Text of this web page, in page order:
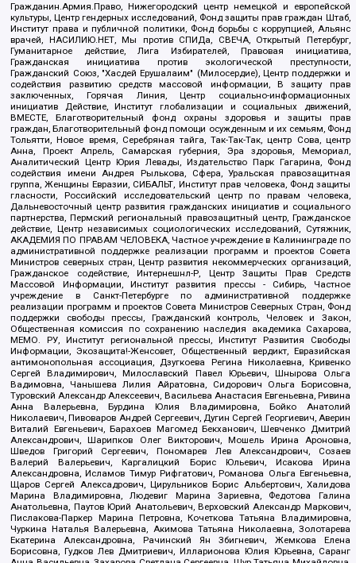
Гражданин.Армия.Право, Нижегородский центр немецкой и европейской
культуры, Центр гендерных исследований, Фонд защиты прав граждан Штаб,
Институт права и публичной политики, Фонд борьбы с коррупцией, Альянс
врачей, НАСИЛИЮ.НЕТ, Мы против СПИДа, СВЕЧА, Открытый Петербург,
Гуманитарное действие, Лига Избирателей, Правовая инициатива,
Гражданская инициатива против экологической преступности,
Гражданский Союз, "Хасдей Ерушалаим" (Милосердие), Центр поддержки и
содействия развитию средств массовой информации, В защиту прав
заключенных, Горячая Линия, Центр социально-информационных
инициатив Действие, Институт глобализации и социальных движений,
ВМЕСТЕ, Благотворительный фонд охраны здоровья и защиты прав
граждан, Благотворительный фонд помощи осужденным и их семьям, Фонд
Тольятти, Новое время, Серебряная тайга, Так-Так-Так, центр Сова, центр
Анна, Проект Апрель, Самарская губерния, Эра здоровья, Мемориал,
Аналитический Центр Юрия Левады, Издательство Парк Гагарина, Фонд
содействия имени Андрея Рылькова, Сфера, Уральская правозащитная
группа, Женщины Евразии, СИБАЛЬТ, Институт прав человека, Фонд защиты
гласности, Российский исследовательский центр по правам человека,
Дальневосточный центр развития гражданских инициатив и социального
партнерства, Пермский региональный правозащитный центр, Гражданское
действие, Центр независимых социологических исследований, Сутяжник,
АКАДЕМИЯ ПО ПРАВАМ ЧЕЛОВЕКА, Частное учреждение в Калининграде по
административной поддержке реализации программ и проектов Совета
Министров северных стран, Центр развития некоммерческих организаций,
Гражданское содействие, Интернешнл-Р, Центр Защиты Прав Средств
Массовой Информации, Институт развития прессы - Сибирь, Частное
учреждение в Санкт-Петербурге по административной поддержке
реализации программ и проектов Совета Министров Северных Стран, Фонд
поддержки свободы прессы, Гражданский контроль, Человек и Закон,
Общественная комиссия по сохранению наследия академика Сахарова,
МЕМО. РУ, Институт региональной прессы, Институт Развития Свободы
Информации, Экозащита!-Женсовет, Общественный вердикт, Евразийская
антимонопольная ассоциация, Дзугкоева Регина Николаевна, Кривенко
Сергей Владимирович, Милославский Павел Юрьевич, Шнырова Ольга
Вадимовна, Чанышева Лилия Айратовна, Сидорович Ольга Борисовна,
Туровский Александр Алексеевич, Васильева Анастасия Евгеньевна, Ривина
Анна Валерьевна, Бурдина Юлия Владимировна, Бойко Анатолий
Николаевич, Пивоваров Андрей Сергеевич, Дугин Сергей Георгиевич, Аверин
Виталий Евгеньевич, Барахоев Магомед Бекханович, Шевченко Дмитрий
Александрович, Шарипков Олег Викторович, Мошель Ирина Ароновна,
Шведов Григорий Сергеевич, Пономарев Лев Александрович, Созаев
Валерий Валерьевич, Каргалицкий Борис Юльевич, Исакова Ирина
Александровна, Исламов Тимур Рифгатович, Романова Ольга Евгеньевна,
Щаров Сергей Алексадрович, Цирульников Борис Альбертович, Халидова
Марина Владимировна, Людевиг Марина Зариевна, Федотова Галина
Анатольевна, Паутов Юрий Анатольевич, Верховский Александр Маркович,
Пислакова-Паркер Марина Петровна, Кочеткова Татьяна Владимировна,
Чуркина Наталья Валерьевна, Акимова Татьяна Николаевна, Золотарева
Екатерина Александровна, Рачинский Ян Збигневич, Жемкова Елена
Борисовна, Гудков Лев Дмитриевич, Илларионова Юлия Юрьевна, Саранг